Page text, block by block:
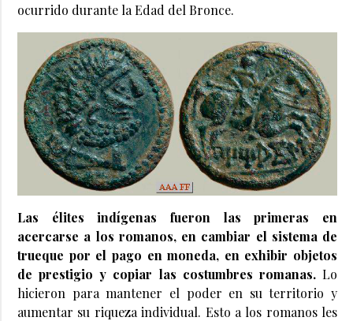
ocurrido durante la Edad del Bronce.
Las élites indígenas fueron las primeras en
acercarse a los romanos, en cambiar el sistema de
trueque por el pago en moneda, en exhibir objetos
de prestigio y copiar las costumbres romanas.Lo
hicieron para mantener el poder en su territorio y
aumentar su riqueza individual. Esto a los romanos les